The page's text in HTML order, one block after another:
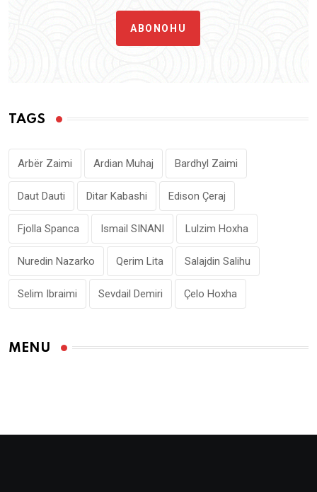
ABONOHU
TAGS
Arbër Zaimi Ardian Muhaj Bardhyl Zaimi
Daut Dauti Ditar Kabashi Edison Çeraj
Fjolla Spanca Ismail SINANI Lulzim Hoxha
Nuredin Nazarko Qerim Lita Salajdin Salihu
Selim Ibraimi Sevdail Demiri Çelo Hoxha
MENU